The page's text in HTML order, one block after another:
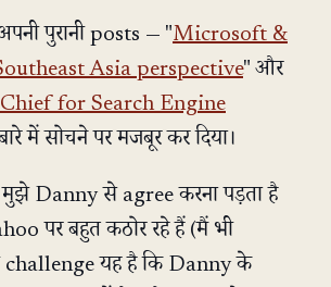
पुरानी posts — "Microsoft &
Asia perspective" और
for Search Engine
में सोचने पर मजबूर कर दिया।
मुझे Danny से agree करना पड़ता है
पर बहुत कठोर रहे हैं (मैं भी
challenge यह है कि Danny के